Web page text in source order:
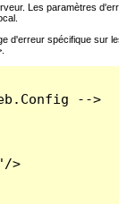
Les paramètres
d'erreur spécifique sur
-->
>